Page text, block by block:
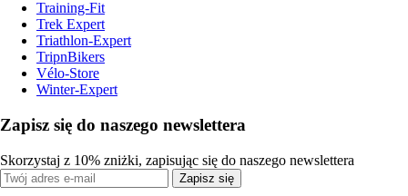
Training-Fit
Trek Expert
Triathlon-Expert
TripnBikers
Vélo-Store
Winter-Expert
Zapisz się do naszego newslettera
Skorzystaj z 10% zniżki, zapisując się do naszego newslettera
Zapisz się